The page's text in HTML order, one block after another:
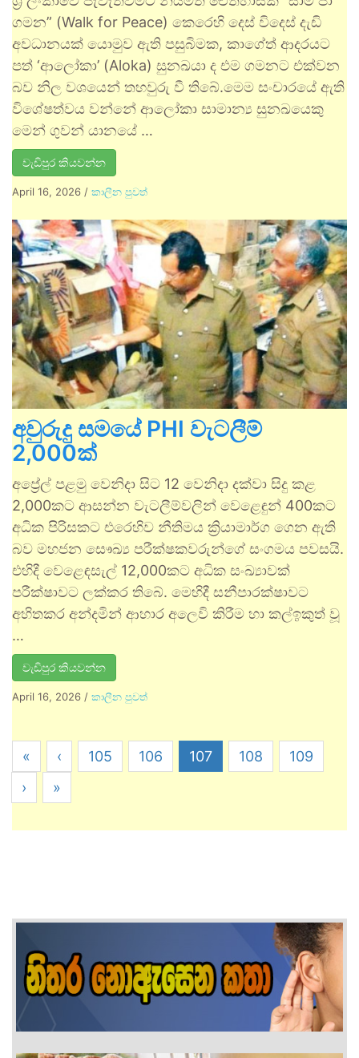
ගමන” (Walk for Peace) කෙරෙහි දෙස් විදෙස් දැඩි
අවධානයක් යොමුව ඇති පසුබිමක, කාගේත් ආදරයට
පත් ‘ආලෝකා’ (Aloka) සුනඛයා ද එම ගමනට එක්වන
බව නිල වශයෙන් තහවුරු වී තිබේ.මෙම සංචාරයේ ඇති
විශේෂත්වය වන්නේ ආලෝකා සාමාන්‍ය සුනඛයෙකු
මෙන් ගුවන් යානයේ …
වැඩිපුර කියවන්න
April 16, 2026 / කාලීන පුවත්
අවුරුදු සමයේ PHI වැටලීම්
2,000ක්
අප්‍රේල් පළමු වෙනිදා සිට 12 වෙනිදා දක්වා සිදු කළ
2,000කට ආසන්න වැටලීම්වලින් වෙළෙඳුන් 400කට
අධික පිරිසකට එරෙහිව නීතිමය ක්‍රියාමාර්ග ගෙන ඇති
බව මහජන සෞඛ්‍ය පරීක්ෂකවරුන්ගේ සංගමය පවසයි.
එහිදී වෙළෙඳසැල් 12,000කට අධික සංඛ්‍යාවක්
පරීක්ෂාවට ලක්කර තිබේ. මෙහිදී සනීපාරක්ෂාවට
අහිතකර අන්දමින් ආහාර අලෙවි කිරීම හා කල්ඉකුත් වූ
…
වැඩිපුර කියවන්න
April 16, 2026 / කාලීන පුවත්
« ‹ 105 106 107 108
109
›
»